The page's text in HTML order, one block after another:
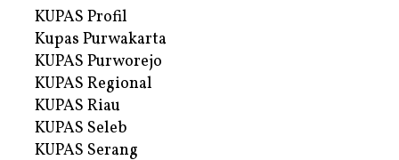
KUPAS Profil
Kupas Purwakarta
KUPAS Purworejo
KUPAS Regional
KUPAS Riau
KUPAS Seleb
KUPAS Serang